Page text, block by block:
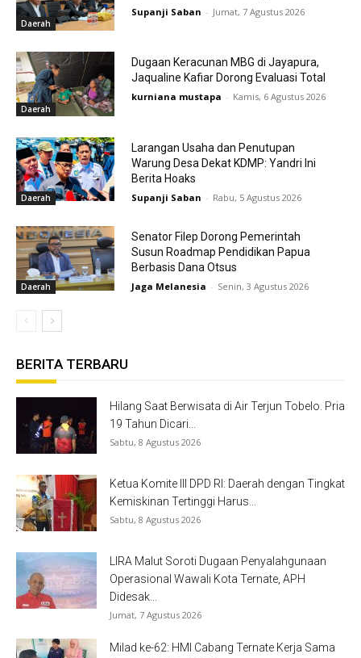
Daerah
Supanji Saban - Jumat, 7 Agustus 2026
Daerah
Dugaan Keracunan MBG di Jayapura,
Jaqualine Kafiar Dorong Evaluasi Total
kurniana mustapa - Kamis, 6 Agustus 2026
Daerah
Larangan Usaha dan Penutupan
Warung Desa Dekat KDMP: Yandri Ini
Berita Hoaks
Supanji Saban - Rabu, 5 Agustus 2026
Daerah
Senator Filep Dorong Pemerintah
Susun Roadmap Pendidikan Papua
Berbasis Dana Otsus
Jaga Melanesia - Senin, 3 Agustus 2026
BERITA TERBARU
Hilang Saat Berwisata di Air Terjun Tobelo. Pria
19 Tahun Dicari...
Sabtu, 8 Agustus 2026
Ketua Komite III DPD RI: Daerah dengan Tingkat
Kemiskinan Tertinggi Harus...
Sabtu, 8 Agustus 2026
LIRA Malut Soroti Dugaan Penyalahgunaan
Operasional Wawali Kota Ternate, APH
Didesak...
Jumat, 7 Agustus 2026
Milad ke-62: HMI Cabang Ternate Kerja Sama